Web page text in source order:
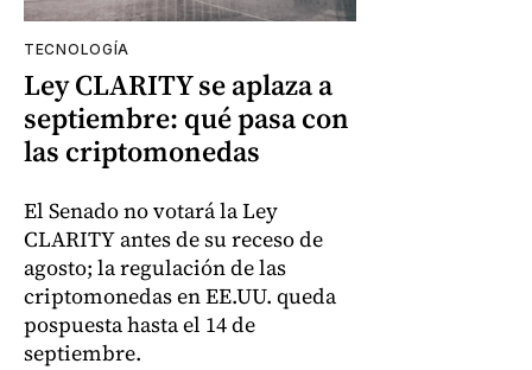
TECNOLOGÍA
Ley CLARITY se aplaza a
septiembre: qué pasa con
las criptomonedas
El Senado no votará la Ley
CLARITY antes de su receso de
agosto; la regulación de las
criptomonedas en EE.UU. queda
pospuesta hasta el 14 de
septiembre.